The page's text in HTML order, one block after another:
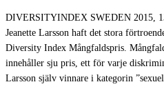
DIVERSITYINDEX SWEDEN 2015,
Jeanette Larsson haft det stora
Diversity Index Mångfaldspris.
innehåller sju pris, ett för varje
Larsson själv vinnare i kategorin